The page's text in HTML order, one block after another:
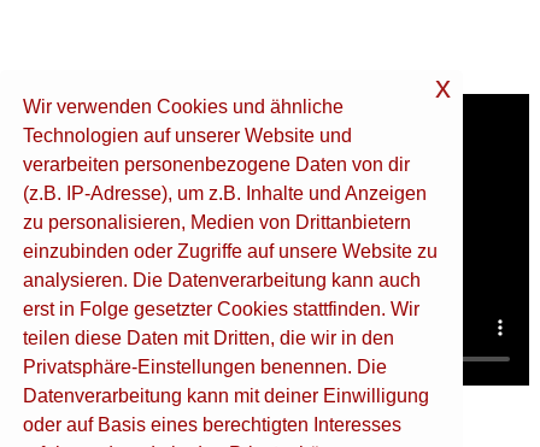
Wir verwenden Cookies und ähnliche
Technologien auf unserer Website und
verarbeiten personenbezogene Daten von dir
(z.B. IP-Adresse), um z.B. Inhalte und Anzeigen
zu personalisieren, Medien von Drittanbietern
einzubinden oder Zugriffe auf unsere Website zu
analysieren. Die Datenverarbeitung kann auch
erst in Folge gesetzter Cookies stattfinden. Wir
teilen diese Daten mit Dritten, die wir in den
Privatsphäre-Einstellungen benennen. Die
Datenverarbeitung kann mit deiner Einwilligung
oder auf Basis eines berechtigten Interesses
x